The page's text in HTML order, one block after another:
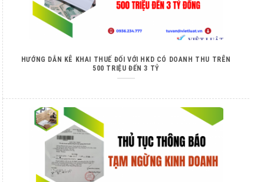
HƯỚNG DẪN KÊ KHAI THUẾ ĐỐI VỚI HKD CÓ DOANH THU TRÊN
500 TRIỆU ĐẾN 3 TỶ